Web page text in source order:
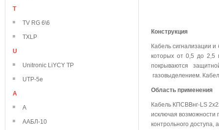
T
TV RG 6\6
TXLP
U
Unitronic LiYCY TP
UTP-5e
А
А
ААБЛ-10
Конструкция
Кабель сигнализации
которых от 0,5 до 2,5
покрываются
газовыделением.
Область применения
Кабель КПСВВнг-LS
исключая возможности
контрольного доступа,